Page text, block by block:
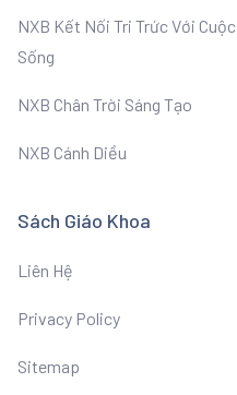
NXB Kết Nối Tri Trức Với Cuộc
Sống
NXB Chân Trời Sáng Tạo
NXB Cánh Diều
Sách Giáo Khoa
Liên Hệ
Privacy Policy
Sitemap